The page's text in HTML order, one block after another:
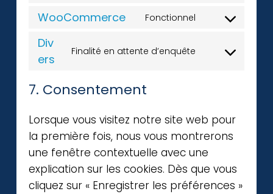
WooCommerce Fonctionnel
Div
ers
Finalité en attente d’enquête
7. Consentement
Lorsque vous visitez notre site web pour
la première fois, nous vous montrerons
une fenêtre contextuelle avec une
explication sur les cookies. Dès que vous
cliquez sur « Enregistrer les préférences »